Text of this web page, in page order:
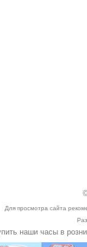
Для просмотра сайта
наши часы в